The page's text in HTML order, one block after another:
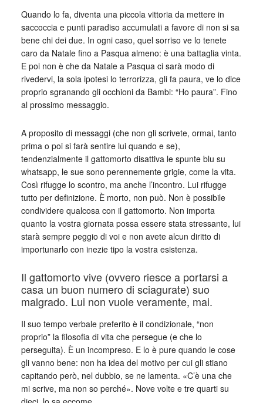
Quando lo fa, diventa una piccola vittoria da mettere in
saccoccia e punti paradiso accumulati a favore di non si sa
bene chi dei due. In ogni caso, quel sorriso ve lo tenete
caro da Natale fino a Pasqua almeno: è una battaglia vinta.
E poi non è che da Natale a Pasqua ci sarà modo di
rivedervi, la sola ipotesi lo terrorizza, gli fa paura, ve lo dice
proprio sgranando gli occhioni da Bambi: “Ho paura”. Fino
al prossimo messaggio.
A proposito di messaggi (che non gli scrivete, ormai, tanto
prima o poi si farà sentire lui quando e se),
tendenzialmente il gattomorto disattiva le spunte blu su
whatsapp, le sue sono perennemente grigie, come la vita.
Così rifugge lo scontro, ma anche l’incontro. Lui rifugge
tutto per definizione. È morto, non può. Non è possibile
condividere qualcosa con il gattomorto. Non importa
quanto la vostra giornata possa essere stata stressante, lui
starà sempre peggio di voi e non avete alcun diritto di
importunarlo con inezie tipo la vostra esistenza.
Il gattomorto vive (ovvero riesce a portarsi a
casa un buon numero di sciagurate) suo
malgrado. Lui non vuole veramente, mai.
Il suo tempo verbale preferito è il condizionale, “non
proprio” la filosofia di vita che persegue (e che lo
perseguita). È un incompreso. E lo è pure quando le cose
gli vanno bene: non ha idea del motivo per cui gli stiano
capitando però, nel dubbio, se ne lamenta. «C’è una che
mi scrive, ma non so perché». Nove volte e tre quarti su